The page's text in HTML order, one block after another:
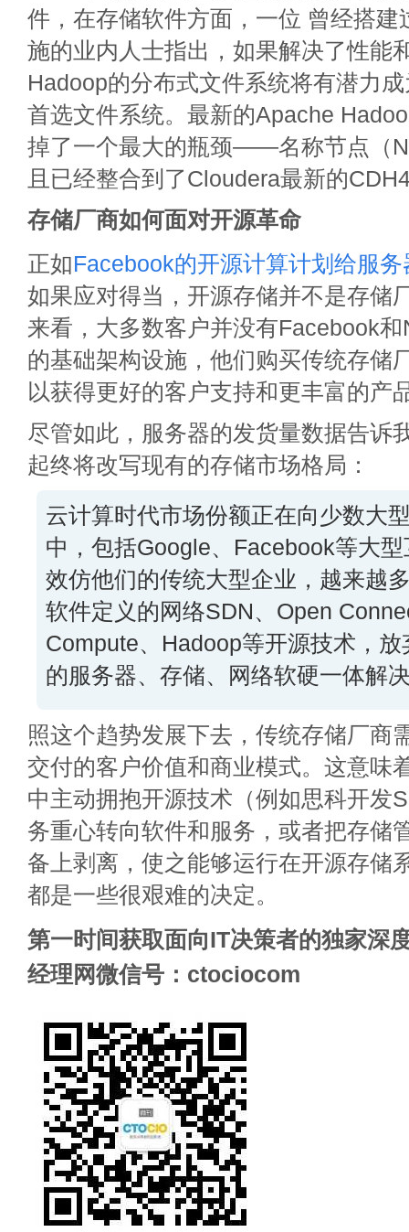
件，在存储软件方面，一位 曾经搭建
施的业内人士指出，如果解决了性能
Hadoop的分布式文件系统将有潜力
首选文件系统。最新的Apache
掉了一个最大的瓶颈——名称节点（
且已经整合到了Cloudera最新的
存储厂商如何面对开源革命
正如Facebook的开源计算计划给服
如果应对得当，开源存储并不是存储
来看，大多数客户并没有Facebook
的基础架构设施，他们购买传统存储
以获得更好的客户支持和更丰富的产
尽管如此，服务器的发货量数据告诉
起终将改写现有的存储市场格局：
云计算时代市场份额正在向少数大
中，包括Google、Facebook等大
效仿他们的传统大型企业，越来越
软件定义的网络SDN、Open
Compute、Hadoop等开源技术，
的服务器、存储、网络软硬一体解
照这个趋势发展下去，传统存储厂商
交付的客户价值和商业模式。这意味
中主动拥抱开源技术（例如思科开发
务重心转向软件和服务，或者把存储
备上剥离，使之能够运行在开源存储
都是一些很艰难的决定。
第一时间获取面向IT决策者的独家深
经理网微信号：ctociocom